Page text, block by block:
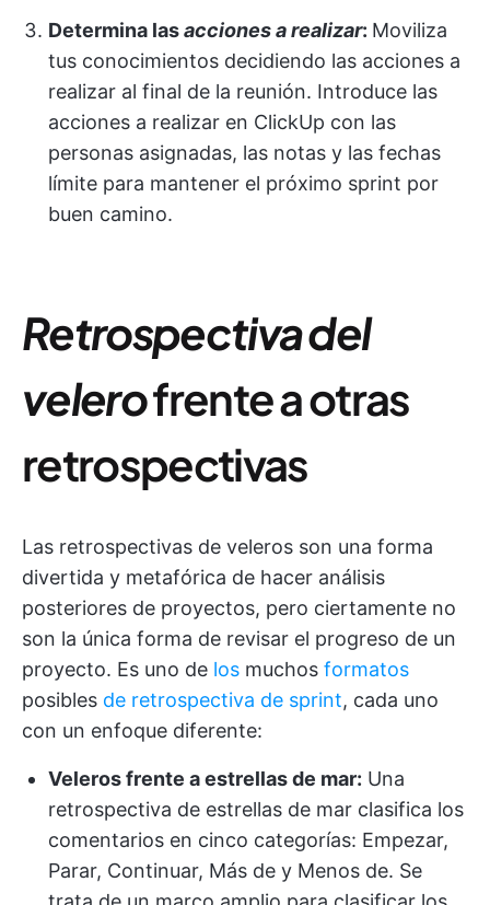
Determina lasacciones a realizar: Moviliza
tus conocimientos decidiendo las acciones a
realizar al final de la reunión. Introduce las
acciones a realizar en ClickUp con las
personas asignadas, las notas y las fechas
límite para mantener el próximo sprint por
buen camino.
Retrospectiva del
velerofrente a otras
retrospectivas
Las retrospectivas de veleros son una forma
divertida y metafórica de hacer análisis
posteriores de proyectos, pero ciertamente no
son la única forma de revisar el progreso de un
proyecto. Es uno de los muchos formatos
posibles de retrospectiva de sprint, cada uno
con un enfoque diferente:
Veleros frente a estrellas de mar: Una
retrospectiva de estrellas de mar clasifica los
comentarios en cinco categorías: Empezar,
Parar, Continuar, Más de y Menos de. Se